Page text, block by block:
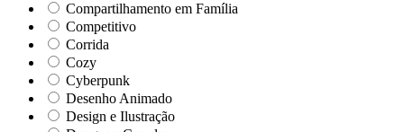
Compartilhamento em Família
Competitivo
Corrida
Cozy
Cyberpunk
Desenho Animado
Design e Ilustração